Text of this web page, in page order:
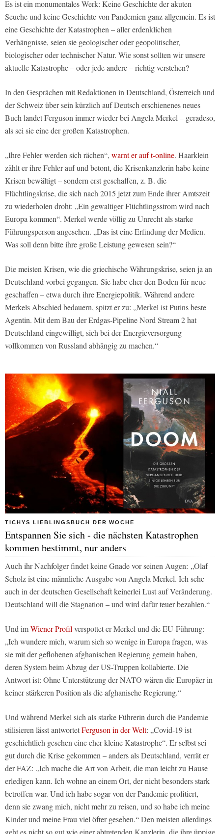
Es ist ein monumentales Werk: Keine Geschichte der akuten
Seuche und keine Geschichte von Pandemien ganz allgemein. Es ist
eine Geschichte der Katastrophen – aller erdenklichen
Verhängnisse, seien sie geologischer oder geopolitischer,
biologischer oder technischer Natur. Wie sonst sollten wir unsere
aktuelle Katastrophe – oder jede andere – richtig verstehen?
In den Gesprächen mit Redaktionen in Deutschland, Österreich und
der Schweiz über sein kürzlich auf Deutsch erschienenes neues
Buch landet Ferguson immer wieder bei Angela Merkel – geradeso,
als sei sie eine der großen Katastrophen.
„Ihre Fehler werden sich rächen“, warnt er auf t-online. Haarklein
zählt er ihre Fehler auf und betont, die Krisenkanzlerin habe keine
Krisen bewältigt – sondern erst geschaffen, z. B. die
Flüchtlingskrise, die sich nach 2015 jetzt zum Ende ihrer Amtszeit
zu wiederholen droht: „Ein gewaltiger Flüchtlingsstrom wird nach
Europa kommen“. Merkel werde völlig zu Unrecht als starke
Führungsperson angesehen. „Das ist eine Erfindung der Medien.
Was soll denn bitte ihre große Leistung gewesen sein?“
Die meisten Krisen, wie die griechische Währungskrise, seien ja an
Deutschland vorbei gegangen. Sie habe eher den Boden für neue
geschaffen – etwa durch ihre Energiepolitik. Während andere
Merkels Abschied bedauern, spitzt er zu: „Merkel ist Putins beste
Agentin. Mit dem Bau der Erdgas-Pipeline Nord Stream 2 hat
Deutschland eingewilligt, sich bei der Energieversorgung
vollkommen von Russland abhängig zu machen.“
TICHYS LIEBLINGSBUCH DER WOCHE
Entspannen Sie sich - die nächsten Katastrophen
kommen bestimmt, nur anders
Auch ihr Nachfolger findet keine Gnade vor seinen Augen: „Olaf
Scholz ist eine männliche Ausgabe von Angela Merkel. Ich sehe
auch in der deutschen Gesellschaft keinerlei Lust auf Veränderung.
Deutschland will die Stagnation – und wird dafür teuer bezahlen.“
Und imWiener Profilverspottet er Merkel und die EU-Führung:
„Ich wundere mich, warum sich so wenige in Europa fragen, was
sie mit der geflohenen afghanischen Regierung gemein haben,
deren System beim Abzug der US-Truppen kollabierte. Die
Antwort ist: Ohne Unterstützung der NATO wären die Europäer in
keiner stärkeren Position als die afghanische Regierung.“
Und während Merkel sich als starke Führerin durch die Pandemie
stilisieren lässt antwortetFerguson in der Welt: „Covid-19 ist
geschichtlich gesehen eine eher kleine Katastrophe“. Er selbst sei
gut durch die Krise gekommen – anders als Deutschland, verrät er
der FAZ: „Ich mache die Art von Ar­beit, die man leicht zu Hause
erledigen kann. Ich wohne an einem Ort, der nicht besonders stark
betroffen war. Und ich habe sogar von der Pandemie profitiert,
denn sie zwang mich, nicht mehr zu reisen, und so habe ich meine
Kinder und meine Frau viel öfter gesehen.“ Den meisten allerdings